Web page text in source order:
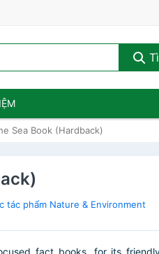
Sea Book (Hardback)
tác phẩm Nature & Environment
fact books, for its